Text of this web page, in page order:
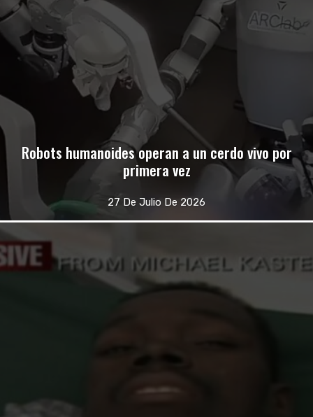
Robots humanoides operan a un cerdo vivo por
primera vez
27 De Julio De 2026